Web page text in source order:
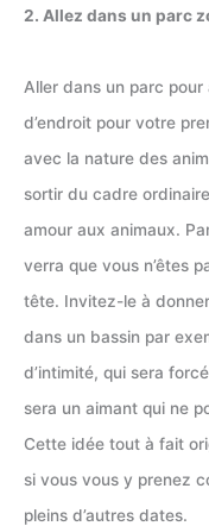
2. Allez dans un parc
Aller dans un parc
d’endroit pour votre
avec la nature des
sortir du cadre
amour aux animaux.
verra que vous n’êtes
tête. Invitez-le à
dans un bassin par
d’intimité, qui sera
sera un aimant qui ne
Cette idée tout à fait
si vous vous y prenez
pleins d’autres dates.